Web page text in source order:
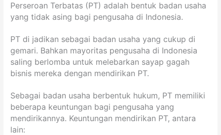
Perseroan Terbatas (PT) adalah bentuk badan usaha
yang tidak asing bagi pengusaha di Indonesia.
PT di jadikan sebagai badan usaha yang cukup di
gemari. Bahkan mayoritas pengusaha di Indonesia
saling berlomba untuk melebarkan sayap gagah
bisnis mereka dengan mendirikan PT.
Sebagai badan usaha berbentuk hukum, PT memiliki
beberapa keuntungan bagi pengusaha yang
mendirikannya. Keuntungan mendirikan PT, antara
lain: